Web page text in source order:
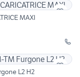
MAXI
L2 H2